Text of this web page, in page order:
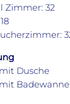
Zimmer: 32
Dusche
Badewanne